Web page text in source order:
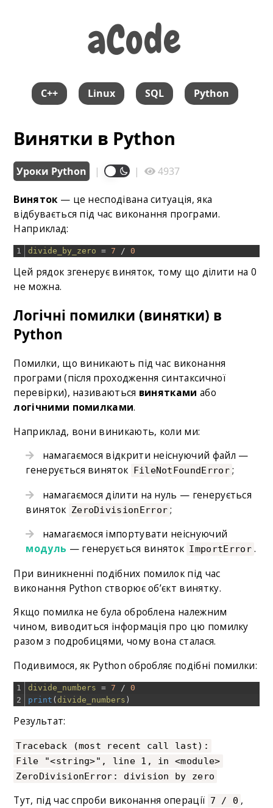
aCode
aCode
C++ Linux SQL Python
Винятки в Python
Уроки Python | | 4937
Виняток — це несподівана ситуація, яка
відбувається під час виконання програми.
Наприклад:
1 divide_by_zero = 7 / 0
Цей рядок згенерує виняток, тому що ділити на 0
не можна.
Логічні помилки (винятки) в
Python
Помилки, що виникають під час виконання
програми (після проходження синтаксичної
перевірки), називаються винятками або
логічними помилками.
Наприклад, вони виникають, коли ми:
намагаємося відкрити неіснуючий файл —
генерується виняток
FileNotFoundError ;
намагаємося ділити на нуль — генерується
виняток ZeroDivisionError ;
намагаємося імпортувати неіснуючий
модуль — генерується виняток ImportError .
При виникненні подібних помилок під час
виконання Python створює об’єкт винятку.
Якщо помилка не була оброблена належним
чином, виводиться інформація про цю помилку
разом з подробицями, чому вона сталася.
Подивимося, як Python обробляє подібні помилки:
1
2
divide_numbers = 7 /
0
print (divide_numbers )
Результат:
Traceback (most recent call last):
File "<string>", line 1, in <module>
ZeroDivisionError: division by zero
Тут, під час спроби виконання операції 7 / 0 ,